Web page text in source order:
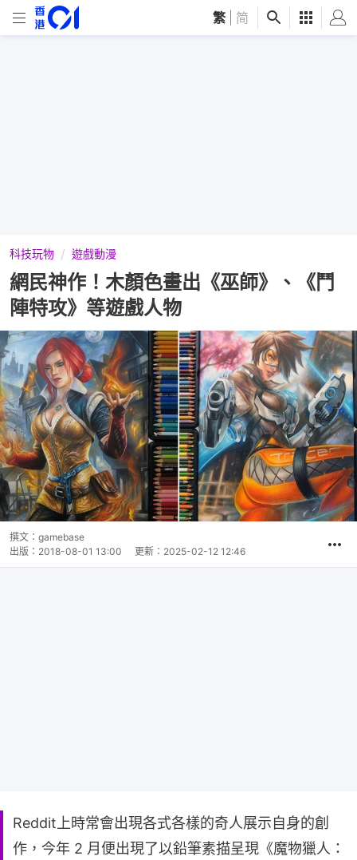
繁 简
科技玩物 遊戲動漫
網民神作！木顏色畫出《巫師》、《鬥
陣特攻》等遊戲人物
撰文： gamebase
出版： 2018-08-01 13:00 更新： 2025-02-12 12:46
Reddit上時常會出現各式各樣的奇人展示自身的創
作，今年 2 月便出現了以鉛筆素描呈現《魔物獵人：